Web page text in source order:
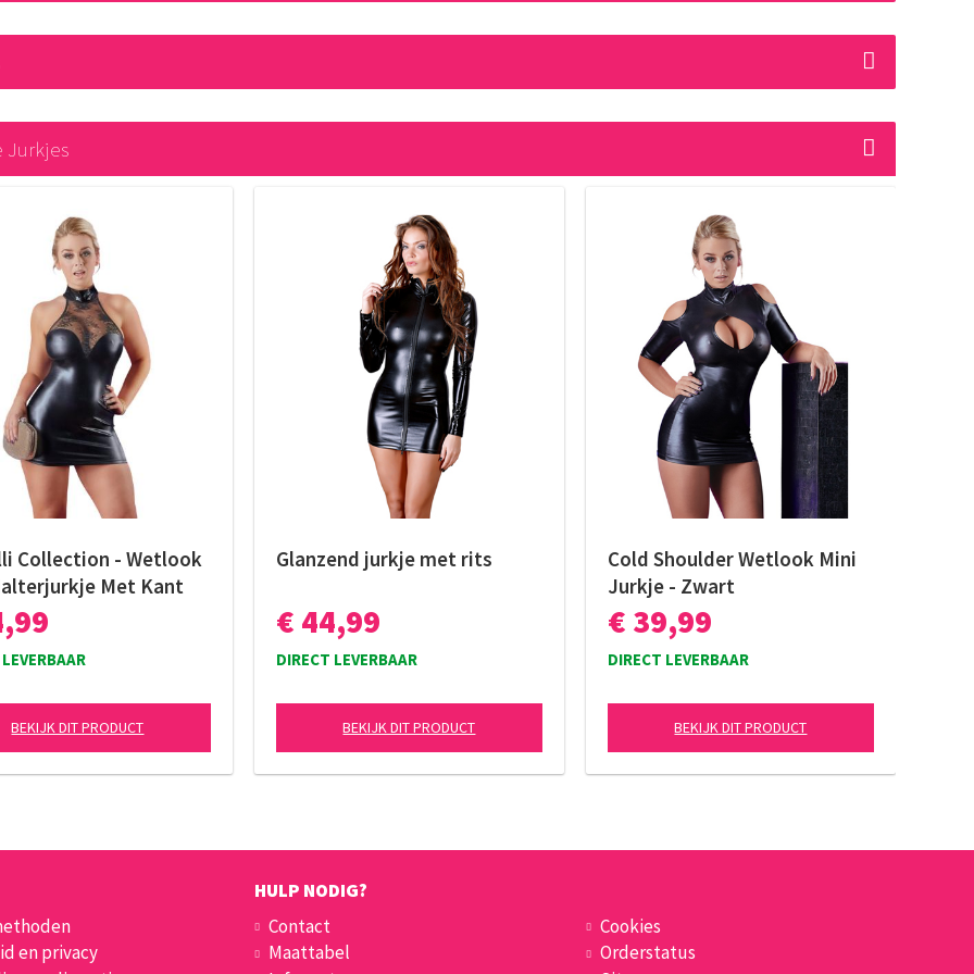
Jurkjes
Collection - Wetlook
Met Kant
BEKIJK DIT PRODUCT
Glanzend jurkje met rits
€ 44,99
DIRECT LEVERBAAR
BEKIJK DIT PRODUCT
Cold Shoulder Wetlook Mini
Jurkje - Zwart
€ 39,99
DIRECT LEVERBAAR
BEKIJK DIT PRODUCT
en privacy
HULP NODIG?
Contact
Maattabel
Cookies
Orderstatus